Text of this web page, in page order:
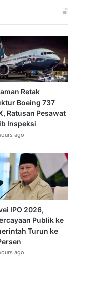
Retak
Boeing 737
Ratusan Pesawat
Inspeksi
ago
IPO 2026,
Publik ke
Turun ke
ago